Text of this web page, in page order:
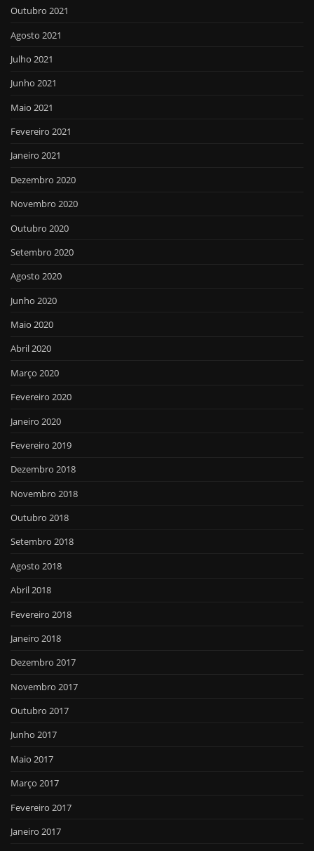
Outubro 2021
Agosto 2021
Julho 2021
Junho 2021
Maio 2021
Fevereiro 2021
Janeiro 2021
Dezembro 2020
Novembro 2020
Outubro 2020
Setembro 2020
Agosto 2020
Junho 2020
Maio 2020
Abril 2020
Março 2020
Fevereiro 2020
Janeiro 2020
Fevereiro 2019
Dezembro 2018
Novembro 2018
Outubro 2018
Setembro 2018
Agosto 2018
Abril 2018
Fevereiro 2018
Janeiro 2018
Dezembro 2017
Novembro 2017
Outubro 2017
Junho 2017
Maio 2017
Março 2017
Fevereiro 2017
Janeiro 2017